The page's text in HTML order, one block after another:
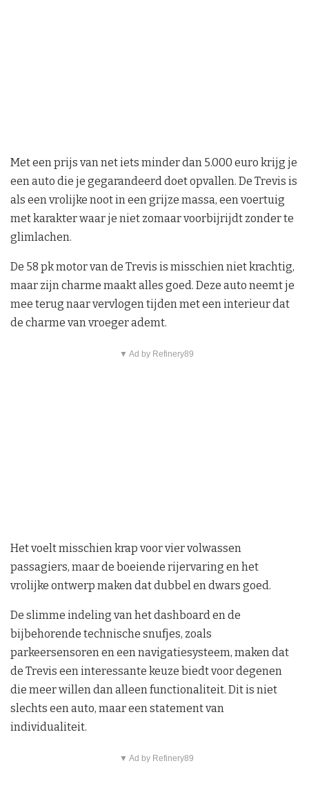
Met een prijs van net iets minder dan 5.000 euro krijg je
een auto die je gegarandeerd doet opvallen. De Trevis is
als een vrolijke noot in een grijze massa, een voertuig
met karakter waar je niet zomaar voorbijrijdt zonder te
glimlachen.
De 58 pk motor van de Trevis is misschien niet krachtig,
maar zijn charme maakt alles goed. Deze auto neemt je
mee terug naar vervlogen tijden met een interieur dat
de charme van vroeger ademt.
▼ Ad by Refinery89
Het voelt misschien krap voor vier volwassen
passagiers, maar de boeiende rijervaring en het
vrolijke ontwerp maken dat dubbel en dwars goed.
De slimme indeling van het dashboard en de
bijbehorende technische snufjes, zoals
parkeersensoren en een navigatiesysteem, maken dat
de Trevis een interessante keuze biedt voor degenen
die meer willen dan alleen functionaliteit. Dit is niet
slechts een auto, maar een statement van
individualiteit.
▼ Ad by Refinery89